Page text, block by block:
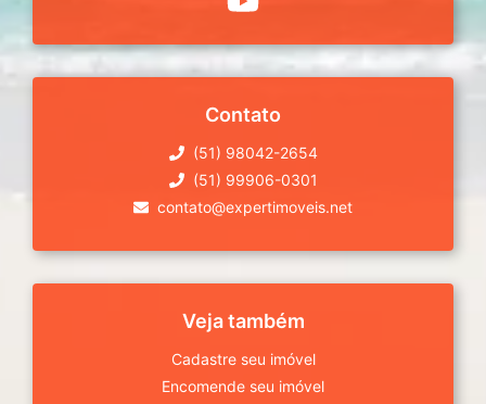
Contato
(51) 98042-2654
(51) 99906-0301
contato@expertimoveis.net
Veja também
Cadastre seu imóvel
Encomende seu imóvel